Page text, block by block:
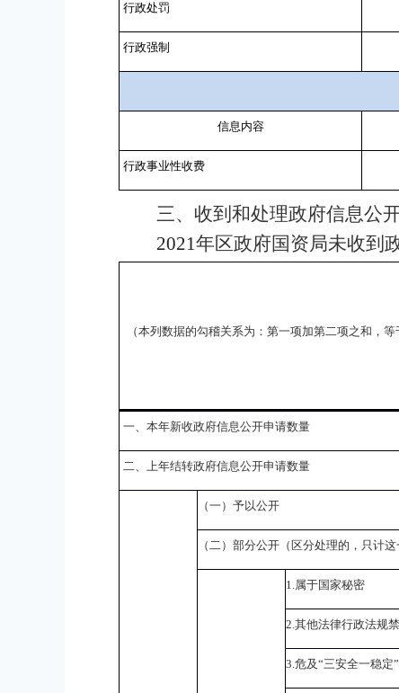
行政处罚
行政强制
信息内容
行政事业性收费
三、收到和处理政府信息公
2021年区政府国资局未收到
（本列数据的勾稽关系为：第一项加第二项之和，等
一、本年新收政府信息公开申请数量
二、上年结转政府信息公开申请数量
（一）予以公开
（二）部分公开（区分处理的，只计
1.属于国家秘密
2.其他法律行政法规
3.危及“三安全一稳定”